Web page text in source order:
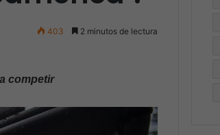
403 2 minutos de lectura
competir